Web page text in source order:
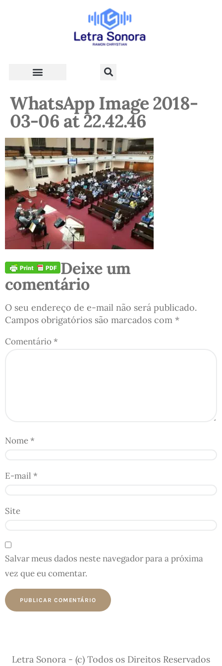
WhatsApp Image 2018-
03-06 at 22.42.46
Deixe um
comentário
O seu endereço de e-mail não será publicado.
Campos obrigatórios são marcados com *
Comentário*
Nome*
E-mail *
Site
Salvar meus dados neste navegador para a próxima
vez que eu comentar.
Letra Sonora - (c) Todos os Direitos Reservados